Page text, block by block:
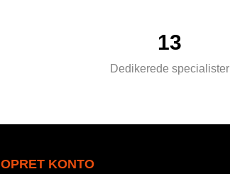
13
Dedikerede specialister
OPRET KONTO